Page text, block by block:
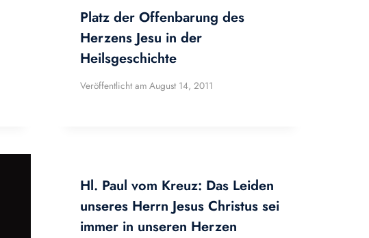
Platz der Offenbarung des
Herzens Jesu in der
Heilsgeschichte
Veröffentlicht am August 14, 2011
Hl. Paul vom Kreuz: Das Leiden
unseres Herrn Jesus Christus sei
immer in unseren Herzen